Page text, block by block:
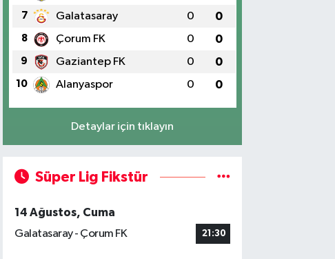
7 Galatasaray 0 0
8 Çorum FK 0 0
9 Gaziantep FK 0 0
10 Alanyaspor 0 0
Detaylar için tıklayın
Süper Lig Fikstür
14 Ağustos, Cuma
Galatasaray - Çorum FK
21:30